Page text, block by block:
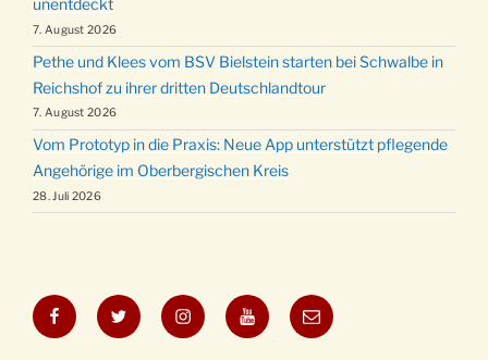
unentdeckt
7. August 2026
Pethe und Klees vom BSV Bielstein starten bei Schwalbe in
Reichshof zu ihrer dritten Deutschlandtour
7. August 2026
Vom Prototyp in die Praxis: Neue App unterstützt pflegende
Angehörige im Oberbergischen Kreis
28. Juli 2026
FacebookTwitter InstagramYouTubeE-
Mail